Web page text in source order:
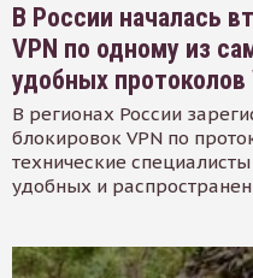
В России началась
VPN по одному из
удобных протоколов
В регионах России
блокировок VPN по
технические
удобных и